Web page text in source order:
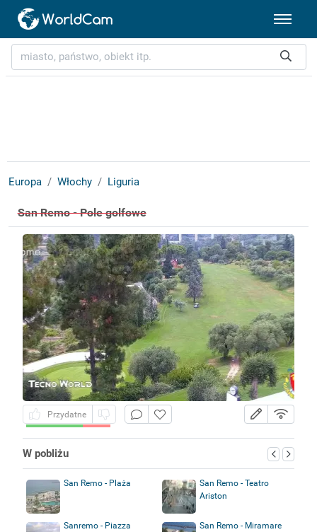
Europa Włochy Liguria
San Remo - Pole golfowe
Przydatne
W pobliżu
San Remo - Plaża
San Remo - Teatro
Ariston
Sanremo - Piazza
San Remo - Miramare